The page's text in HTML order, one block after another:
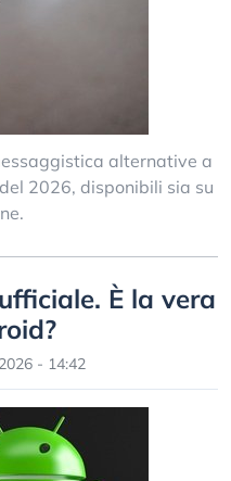
alternative a
2026, disponibili sia su
È la vera
- 14:42